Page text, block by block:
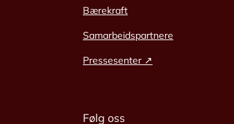
Bærekraft
Samarbeidspartnere
Pressesenter ↗
Følg oss